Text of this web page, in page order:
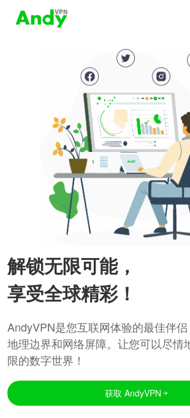
解锁无限可能，
享受全球精彩！
AndyVPN是您互联网体验的最佳伴
地理边界和网络屏障。让您可以尽情
限的数字世界！
获取 AndyVPN